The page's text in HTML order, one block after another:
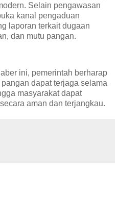
Selain pengawasan
kanal pengaduan
laporan terkait dugaan
dan mutu pangan.
ini, pemerintah berharap
dapat terjaga selama
masyarakat dapat
aman dan terjangkau.